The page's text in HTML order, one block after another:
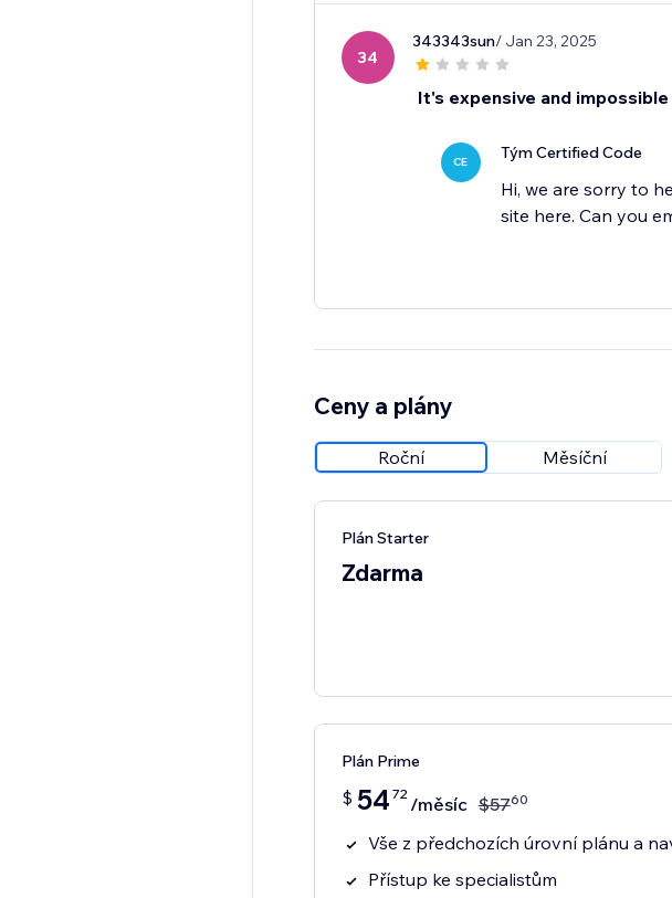
34
343343sun/ Jan 23, 2025
It's expensive and
CE Tým Certified Code
Hi, we are sorry to
site here. Can you
Ceny a plány
Roční Měsíční
Plán Starter
Zdarma
Plán Prime
$ 54 72 /měsíc $5760
Vše z předchozích úrovní plánu a
Přístup ke specialistům